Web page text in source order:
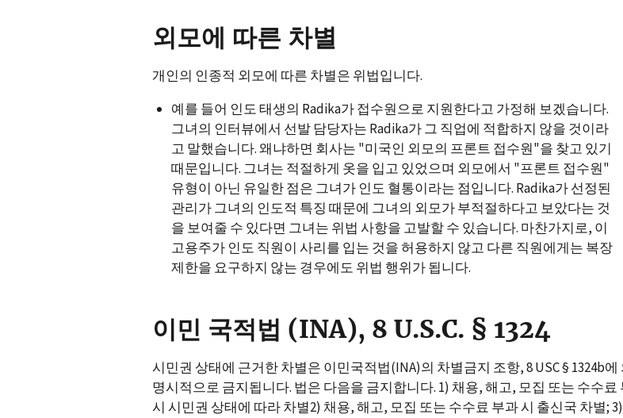
외모에 따른 차별
개인의 인종적 외모에 따른 차별은 위법입니다.
예를 들어 인도 태생의 Radika가 접수원으로 지원한다고 가정해 보겠습니다.
그녀의 인터뷰에서 선발 담당자는 Radika가 그 직업에 적합하지 않을 것이라
고 말했습니다. 왜냐하면 회사는 "미국인 외모의 프론트 접수원"을 찾고 있기
때문입니다. 그녀는 적절하게 옷을 입고 있었으며 외모에서 "프론트 접수원"
유형이 아닌 유일한 점은 그녀가 인도 혈통이라는 점입니다. Radika가 선정된
관리가 그녀의 인도적 특징 때문에 그녀의 외모가 부적절하다고 보았다는 것
을 보여줄 수 있다면 그녀는 위법 사항을 고발할 수 있습니다. 마찬가지로, 이
고용주가 인도 직원이 사리를 입는 것을 허용하지 않고 다른 직원에게는 복장
제한을 요구하지 않는 경우에도 위법 행위가 됩니다.
이민 국적법 (INA), 8 U.S.C. § 1324
시민권 상태에 근거한 차별은 이민국적법(INA)의 차별금지 조항, 8 USC § 1324b에
명시적으로 금지됩니다. 법은 다음을 금지합니다. 1) 채용, 해고, 모집 또는 수수료
시 시민권 상태에 따라 차별2) 채용, 해고, 모집 또는 수수료 부과 시 출신국 차별;